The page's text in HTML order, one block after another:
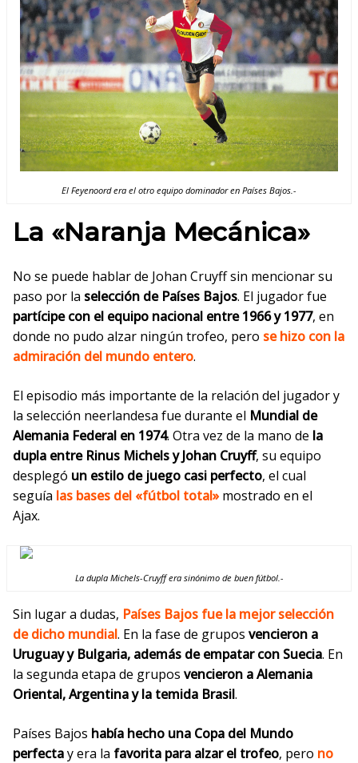
El Feyenoord era el otro equipo dominador en Países Bajos.-
La «Naranja Mecánica»
No se puede hablar de Johan Cruyff sin mencionar su
paso por la selección de Países Bajos. El jugador fue
partícipe con el equipo nacional entre 1966 y 1977, en
donde no pudo alzar ningún trofeo, pero se hizo con la
admiración del mundo entero.
El episodio más importante de la relación del jugador y
la selección neerlandesa fue durante el Mundial de
Alemania Federal en 1974. Otra vez de la mano de la
dupla entre Rinus Michels y Johan Cruyff, su equipo
desplegó un estilo de juego casi perfecto, el cual
seguía las bases del «fútbol total»mostrado en el
Ajax.
La dupla Michels-Cruyff era sinónimo de buen fútbol.-
Sin lugar a dudas, Países Bajos fue la mejor selección
de dicho mundial. En la fase de grupos vencieron a
Uruguay y Bulgaria, además de empatar con Suecia. En
la segunda etapa de grupos vencieron a Alemania
Oriental, Argentina y la temida Brasil.
Países Bajos había hecho una Copa del Mundo
perfectay era la favorita para alzar el trofeo, pero no